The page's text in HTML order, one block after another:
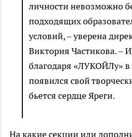
личности невозможно
подходящих
условий, – уверена
Виктория Частикова. –
благодаря «ЛУКОЙЛу» в
появился свой
бьется сердце Яреги.
На какие секции или